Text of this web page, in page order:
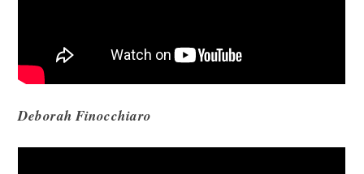
Deborah Finocchiaro